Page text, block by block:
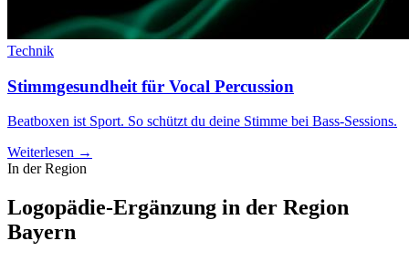
Technik
Stimmgesundheit für Vocal Percussion
Beatboxen ist Sport. So schützt du deine Stimme bei Bass-Sessions.
Weiterlesen →
In der Region
Logopädie-Ergänzung in der Region
Bayern